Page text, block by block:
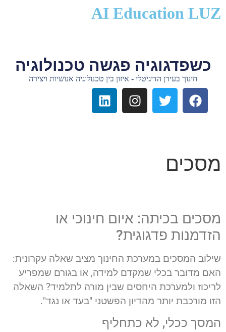
AI Education LUZ
כשפדגוגיה פגשה טכנולוגיה
חינוך בעידן הדיגיטלי - איזון בין טכנולוגיה אנושיות ויצירה
מסכים
מסכים בכיתה: איום חינוכי או
הזדמנות פדגוגית?
שילוב המסכים במערכת החינוך מציב שאלה עקרונית:
האם מדובר בכלי שמקדם למידה, או בגורם שמפריע
לריכוז ולמערכת היחסים שבין מורה לתלמיד? השאלה
הזו מורכבת יותר מהדיון הפשטני "בעד או נגד".
המסך ככלי, לא כתחליף